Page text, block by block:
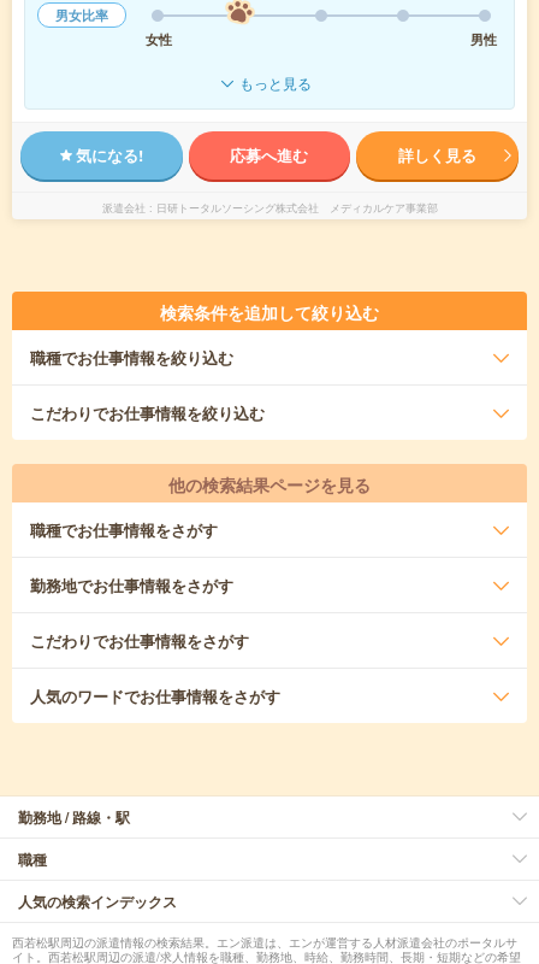
男女比率
女性
男性
もっと見る
気になる! 応募へ進む 詳しく見る
派遣会社 日研トータルソーシング株式会社 メディカルケア事業部
検索条件を追加して絞り込む
職種でお仕事情報を絞り込む
こだわりでお仕事情報を絞り込む
他の検索結果ページを見る
職種でお仕事情報をさがす
勤務地でお仕事情報をさがす
こだわりでお仕事情報をさがす
人気のワードでお仕事情報をさがす
勤務地 / 路線・駅
職種
人気の検索インデックス
西若松駅周辺の派遣情報の検索結果。エン派遣は、エンが運営する人材派遣会社のポータルサ
イト。西若松駅周辺の派遣/求人情報を職種、勤務地、時給、勤務時間、長期・短期などの希望